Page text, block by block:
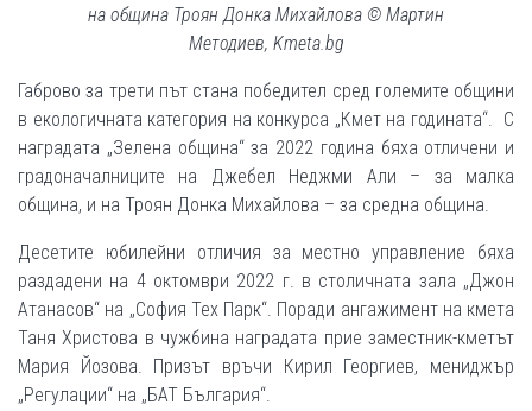
на община Троян Донка Михайлова © Мартин
Методиев, Kmeta.bg
Габрово за трети път стана победител сред големите общини
в екологичната категория на конкурса „Кмет на годината“. С
наградата „Зелена община“ за 2022 година бяха отличени и
градоначалниците на Джебел Неджми Али – за малка
община, и на Троян Донка Михайлова – за средна община.
Десетите юбилейни отличия за местно управление бяха
раздадени на 4 октомври 2022 г. в столичната зала „Джон
Атанасов“ на „София Тех Парк“. Поради ангажимент на кмета
Таня Христова в чужбина наградата прие заместник-кметът
Мария Йозова. Призът връчи Кирил Георгиев, мениджър
„Регулации“ на „БАТ България“.